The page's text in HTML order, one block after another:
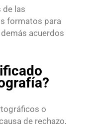
de las
formatos para
demás acuerdos
o
de rechazo,